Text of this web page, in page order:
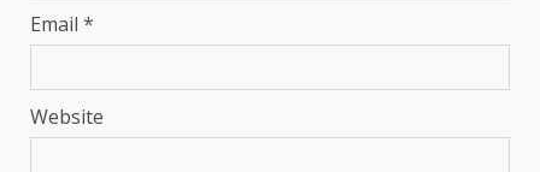
Email *
Website